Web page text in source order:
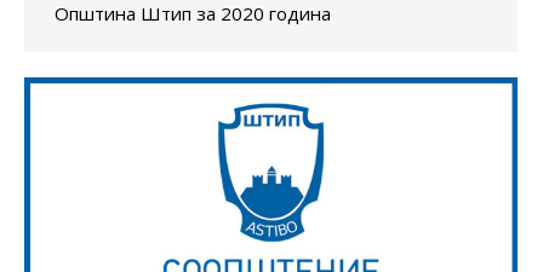
Општина Штип за 2020 година